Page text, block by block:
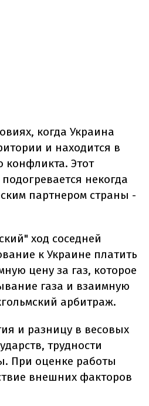
когда Украина
и находится в
конфликта. Этот
некогда
партнером страны -
ход соседней
к Украине платить
цену за газ, которое
газа и взаимную
арбитраж.
и разницу в весовых
трудности
При оценке работы
внешних факторов